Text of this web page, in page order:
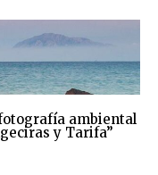
ambiental
y Tarifa”